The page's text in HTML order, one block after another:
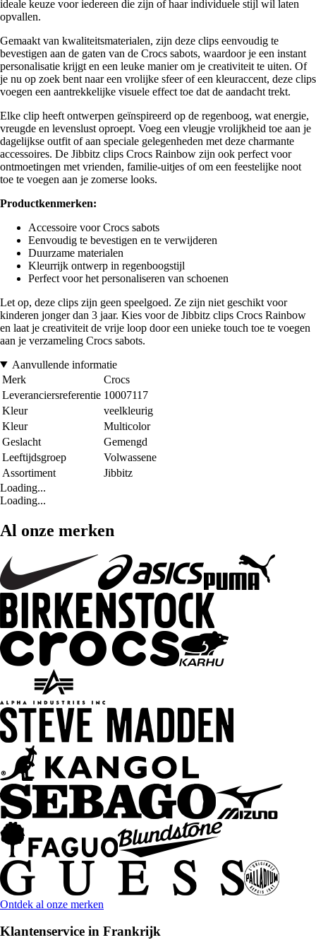
ideale keuze voor iedereen die zijn of haar individuele stijl wil laten
opvallen.
Gemaakt van kwaliteitsmaterialen, zijn deze clips eenvoudig te
bevestigen aan de gaten van de Crocs sabots, waardoor je een instant
personalisatie krijgt en een leuke manier om je creativiteit te uiten. Of
je nu op zoek bent naar een vrolijke sfeer of een kleuraccent, deze clips
voegen een aantrekkelijke visuele effect toe dat de aandacht trekt.
Elke clip heeft ontwerpen geïnspireerd op de regenboog, wat energie,
vreugde en levenslust oproept. Voeg een vleugje vrolijkheid toe aan je
dagelijkse outfit of aan speciale gelegenheden met deze charmante
accessoires. De Jibbitz clips Crocs Rainbow zijn ook perfect voor
ontmoetingen met vrienden, familie-uitjes of om een feestelijke noot
toe te voegen aan je zomerse looks.
Productkenmerken:
Accessoire voor Crocs sabots
Eenvoudig te bevestigen en te verwijderen
Duurzame materialen
Kleurrijk ontwerp in regenboogstijl
Perfect voor het personaliseren van schoenen
Let op, deze clips zijn geen speelgoed. Ze zijn niet geschikt voor
kinderen jonger dan 3 jaar. Kies voor de Jibbitz clips Crocs Rainbow
en laat je creativiteit de vrije loop door een unieke touch toe te voegen
aan je verzameling Crocs sabots.
Aanvullende informatie
Merk
Crocs
Leveranciersreferentie 10007117
Kleur
veelkleurig
Kleur
Multicolor
Geslacht
Gemengd
Leeftijdsgroep
Volwassene
Assortiment
Jibbitz
Loading...
Loading...
Al onze merken
Ontdek al onze merken
Klantenservice in Frankrijk